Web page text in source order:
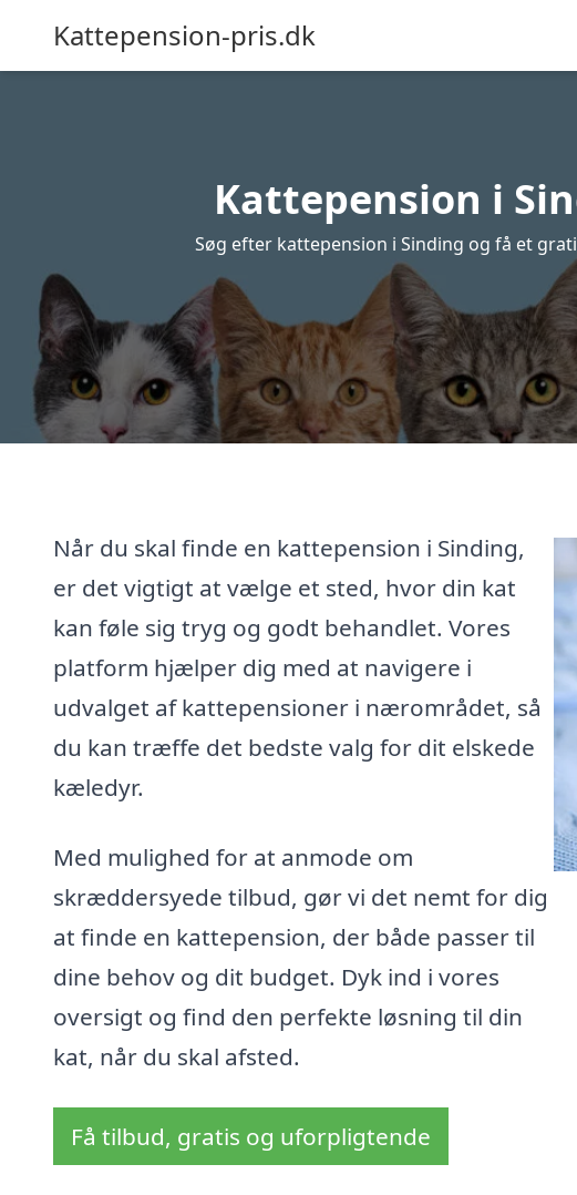
Kattepension-pris.dk
Kattepension i
Søg efter kattepension i Sinding og få et
Når du skal finde en kattepension i Sinding,
er det vigtigt at vælge et sted, hvor din kat
kan føle sig tryg og godt behandlet. Vores
platform hjælper dig med at navigere i
udvalget af kattepensioner i nærområdet, så
du kan træffe det bedste valg for dit elskede
kæledyr.
Med mulighed for at anmode om
skræddersyede tilbud, gør vi det nemt for dig
at finde en kattepension, der både passer til
dine behov og dit budget. Dyk ind i vores
oversigt og find den perfekte løsning til din
kat, når du skal afsted.
Få tilbud, gratis og uforpligtende